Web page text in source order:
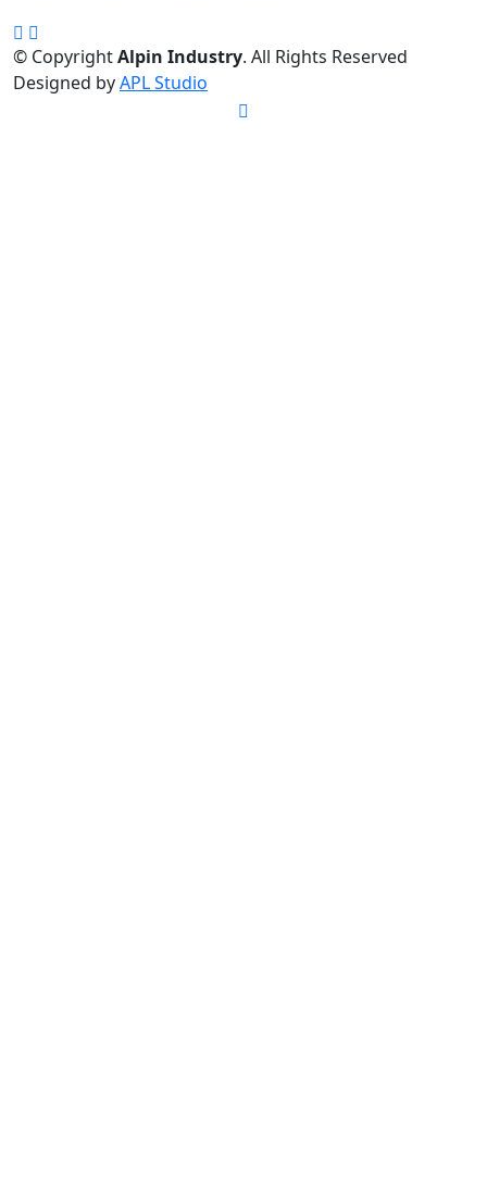
© CopyrightAlpin Industry. All Rights Reserved
Designed byAPL Studio